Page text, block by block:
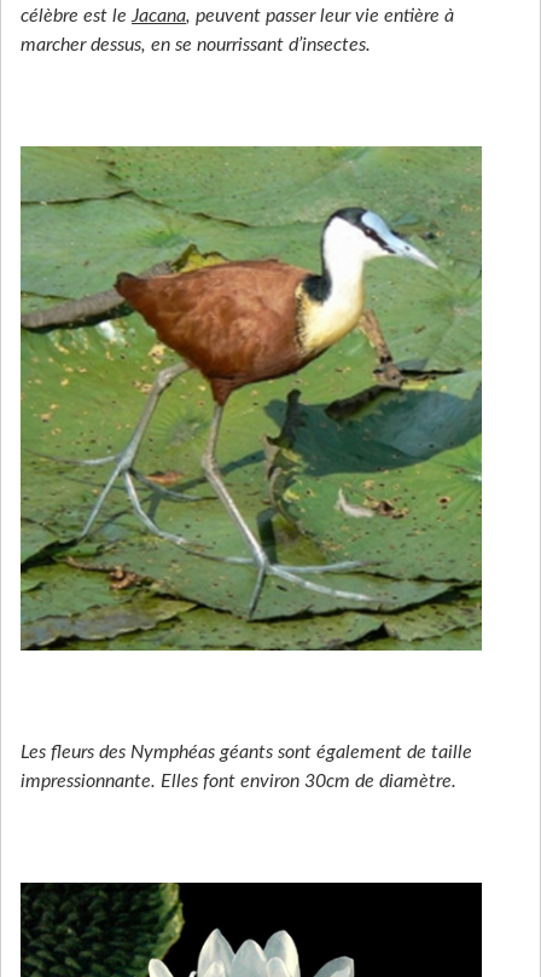
célèbre est le Jacana, peuvent passer leur vie entière à
marcher dessus, en se nourrissant d’insectes.
Les fleurs des Nymphéas géants sont également de taille
impressionnante. Elles font environ 30cm de diamètre.